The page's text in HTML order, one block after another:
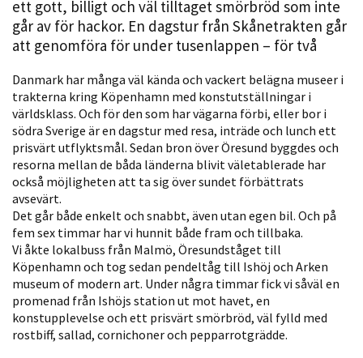
ett gott, billigt och väl tilltaget smörbröd som inte
går av för hackor. En dagstur från Skånetrakten går
att genomföra för under tusenlappen – för två
Danmark har många väl kända och vackert belägna museer i
trakterna kring Köpenhamn med konstutställningar i
världsklass. Och för den som har vägarna förbi, eller bor i
södra Sverige är en dagstur med resa, inträde och lunch ett
prisvärt utflyktsmål. Sedan bron över Öresund byggdes och
resorna mellan de båda länderna blivit väletablerade har
också möjligheten att ta sig över sundet förbättrats
avsevärt.
Det går både enkelt och snabbt, även utan egen bil. Och på
fem sex timmar har vi hunnit både fram och tillbaka.
Vi åkte lokalbuss från Malmö, Öresundståget till
Köpenhamn och tog sedan pendeltåg till Ishöj och Arken
museum of modern art. Under några timmar fick vi såväl en
promenad från Ishöjs station ut mot havet, en
konstupplevelse och ett prisvärt smörbröd, väl fylld med
rostbiff, sallad, cornichoner och pepparrotgrädde.
Nödvändiga
Dessa kakor
går inte att
välja bort. De
behövs för
att hemsidan
över huvud
fungera.
Statistik
För att vi ska
kunna
förbättra